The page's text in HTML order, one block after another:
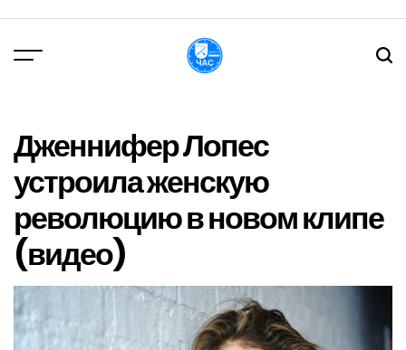
вмісту
Дженнифер Лопес
устроила женскую
революцию в новом клипе
(видео)